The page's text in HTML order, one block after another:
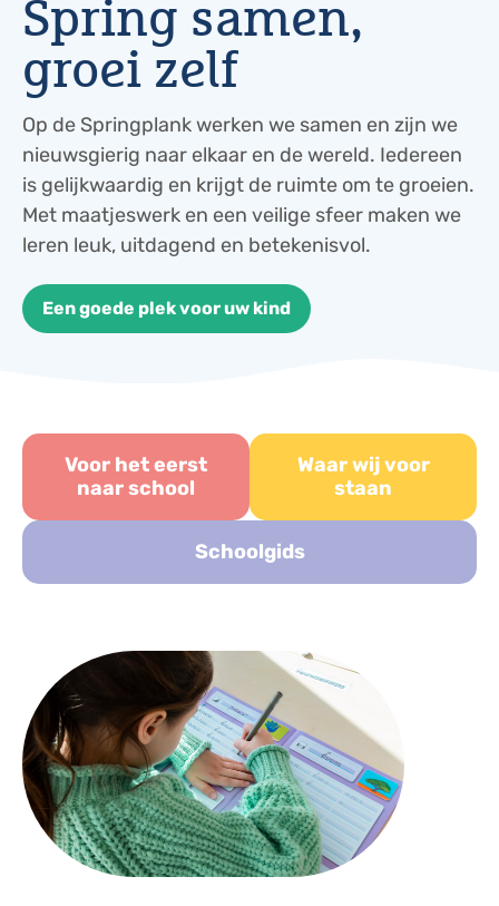
Spring samen,
groei zelf
Op de Springplank werken we samen en zijn we
nieuwsgierig naar elkaar en de wereld. Iedereen
is gelijkwaardig en krijgt de ruimte om te groeien.
Met maatjeswerk en een veilige sfeer maken we
leren leuk, uitdagend en betekenisvol.
Een goede plek voor uw kind
Voor het eerst
naar school
Waar wij voor
staan
Schoolgids